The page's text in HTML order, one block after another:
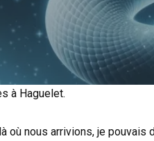
à Haguelet.
où nous arrivions, je pouvais